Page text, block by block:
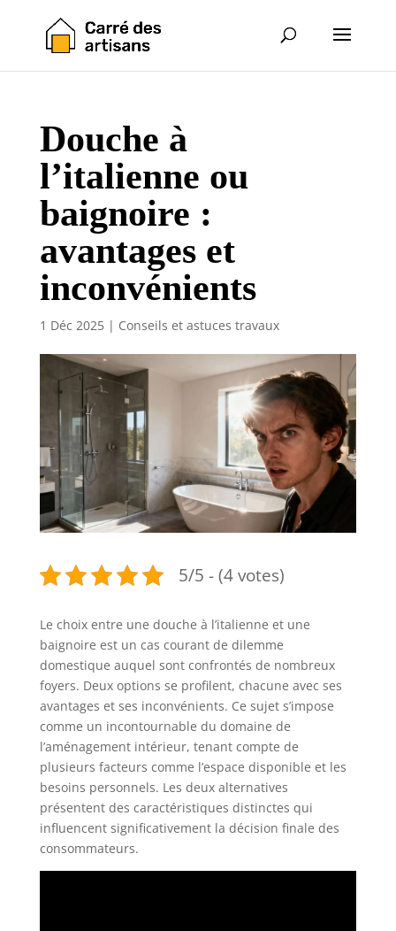
Douche à
l’italienne ou
baignoire :
avantages et
inconvénients
1 Déc 2025| Conseils et astuces travaux
5/5 - (4 votes)
Le choix entre une douche à l’italienne et une
baignoire est un cas courant de dilemme
domestique auquel sont confrontés de nombreux
foyers. Deux options se profilent, chacune avec ses
avantages et ses inconvénients. Ce sujet s’impose
comme un incontournable du domaine de
l’aménagement intérieur, tenant compte de
plusieurs facteurs comme l’espace disponible et les
besoins personnels. Les deux alternatives
présentent des caractéristiques distinctes qui
influencent significativement la décision finale des
consommateurs.